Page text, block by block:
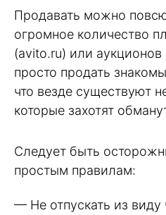
Продавать можно
огромное количество
(avito.ru) или
просто продать
что везде существуют
которые захотят
Следует быть
простым правилам:
— Не отпускать из